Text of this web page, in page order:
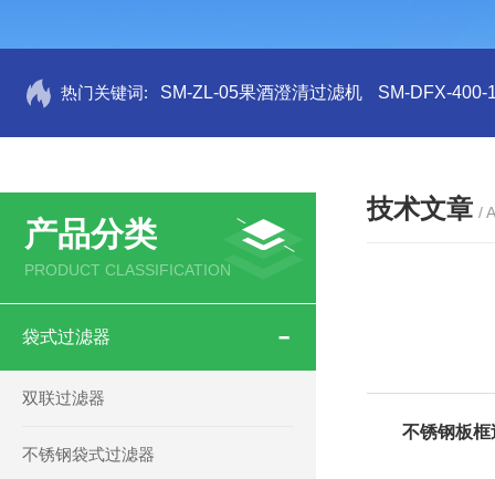
热门关键词: SM-ZL-05果酒澄清过滤机 SM-DFX-400-
产品分类
PRODUCT CLASSIFICATION
袋式过滤器
双联过滤器
不锈钢袋式过滤器
技术文章 /
不锈钢板框